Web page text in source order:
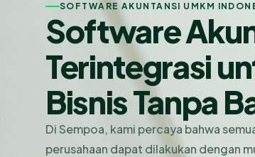
SOFTWARE AKUNTANSI UMKM
Software
Terintegrasi
Bisnis Tanpa
Di Sempoa, kami percaya bahwa
perusahaan dapat dilakukan dengan